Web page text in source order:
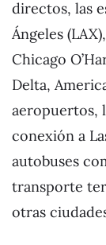
directos, las
Ángeles
Chicago
Delta,
aeropuertos,
conexión a
autobuses
transporte
otras